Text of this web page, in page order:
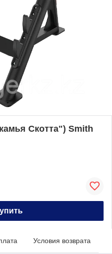
Скотта") Smith
Условия возврата